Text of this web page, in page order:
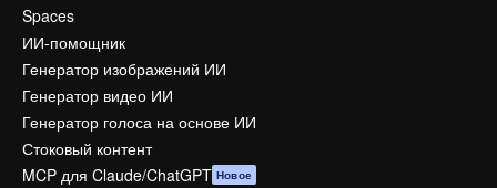
Spaces
ИИ-помощник
Генератор изображений ИИ
Генератор видео ИИ
Генератор голоса на основе ИИ
Стоковый контент
MCP для Claude/ChatGPT Новое